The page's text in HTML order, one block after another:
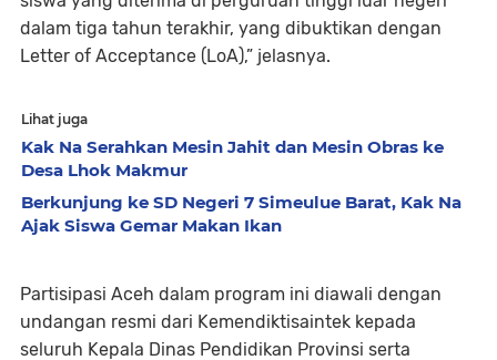
dalam tiga tahun terakhir, yang dibuktikan dengan
Letter of Acceptance (LoA),” jelasnya.
Lihat juga
Kak Na Serahkan Mesin Jahit dan Mesin Obras ke
Desa Lhok Makmur
Berkunjung ke SD Negeri 7 Simeulue Barat, Kak Na
Ajak Siswa Gemar Makan Ikan
Partisipasi Aceh dalam program ini diawali dengan
undangan resmi dari Kemendiktisaintek kepada
seluruh Kepala Dinas Pendidikan Provinsi serta